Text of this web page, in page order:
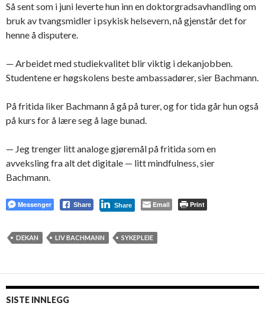
Så sent som i juni leverte hun inn en doktorgradsavhandling om
bruk av tvangsmidler i psykisk helsevern, nå gjenstår det for
henne å disputere.
— Arbeidet med studiekvalitet blir viktig i dekanjobben.
Studentene er høgskolens beste ambassadører, sier Bachmann.
På fritida liker Bachmann å gå på turer, og for tida går hun også
på kurs for å lære seg å lage bunad.
— Jeg trenger litt analoge gjøremål på fritida som en
avveksling fra alt det digitale — litt mindfulness, sier
Bachmann.
Messenger Share Share Email Print
DEKAN LIV BACHMANN SYKEPLEIE
SISTE INNLEGG